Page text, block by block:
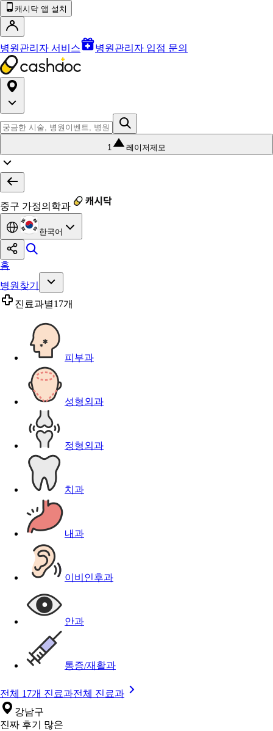
캐시닥 앱 설치
병원관리자 서비스 병원관리자 입점 문의
1 레이저제모
중구 가정의학과
한국어
홈
병원찾기
진료과별17개
피부과
성형외과
정형외과
치과
내과
이비인후과
안과
통증/재활과
전체 17개 진료과전체 진료과
강남구
진짜 후기 많은